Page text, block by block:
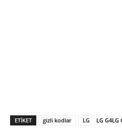
ETIKET gizli kodlar LG LG G4LG